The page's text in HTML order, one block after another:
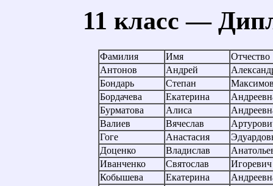
11 класс —
Фамилия Имя
Отчество
Антонов
Андрей
Бондарь
Степан
Бордачева
Екатерина
Бурматова
Алиса
Валиев
Вячеслав
Гоге
Анастасия
Доценко
Владислав
Иванченко
Святослав
Игоревич
Кобышева
Екатерина